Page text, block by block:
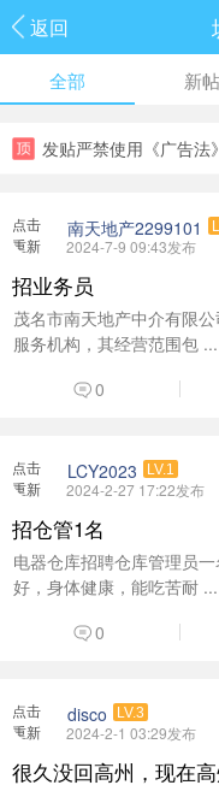
返回
全部 新帖
发贴严禁使用《广告法
点击
重新
南天地产2299101
2024-7-9 09:43发布
招业务员
茂名市南天地产中介有限
服务机构，其经营范围包 ...
0
点击
重新
LCY2023 LV.1
2024-2-27 17:22发布
招仓管1名
电器仓库招聘仓库管理员
好，身体健康，能吃苦耐 ...
0
点击
重新
disco LV.3
2024-2-1 03:29发布
很久没回高州，现在